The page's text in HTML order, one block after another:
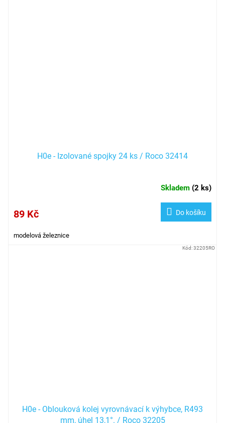
H0e - Izolované spojky 24 ks / Roco 32414
Skladem (2 ks)
89 Kč Do košíku
modelová železnice
H0e - Oblouková kolej vyrovnávací k výhybce, R493
mm, úhel 13,1°. / Roco 32205
Kód:32205RO